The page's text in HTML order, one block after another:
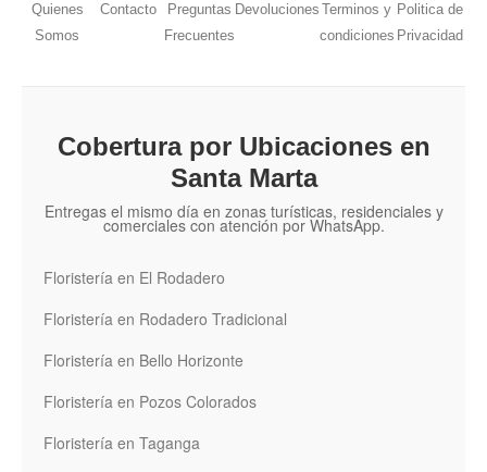
Quienes
Somos
Contacto
Preguntas
Frecuentes
Devoluciones Terminos y
condiciones
Politica de
Privacidad
Cobertura por Ubicaciones en
Santa Marta
Entregas el mismo día en zonas turísticas, residenciales y
comerciales con atención por WhatsApp.
Floristería en El Rodadero
Floristería en Rodadero Tradicional
Floristería en Bello Horizonte
Floristería en Pozos Colorados
Floristería en Taganga